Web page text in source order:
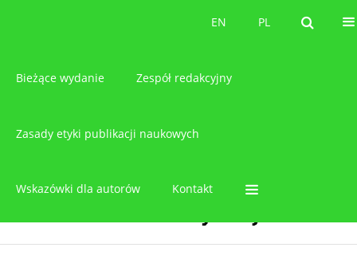
PL
EN PL
EN
Bieżące wydanie Zespół redakcyjny
Zasady etyki publikacji naukowych
Wskazówki dla autorów Kontakt